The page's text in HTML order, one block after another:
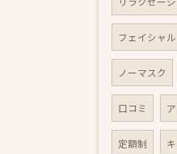
フェイシャル
ノーマスク
口コミ
定額制